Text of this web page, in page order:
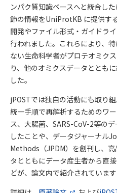
ンパク質知識ベースへと統合し
飾の情報をUniProtKB に提供す
開発やファイル形式・ガイドラ
行われました。これらにより、
ない生命科学者がプロテオミク
り、他のオミクスデータととも
した。
jPOSTでは独自の活動にも取り
統一手順で再解析するためのワ
ス、大腸菌、SARS-CoV-2等の
したことや、データジャーナ
Methods（JPDM）を創刊し、
タとともにデータ産生者から直
どが、論文内で紹介されています